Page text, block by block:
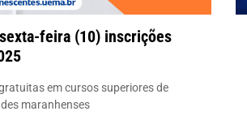
feira (10) inscrições
em cursos superiores de
maranhenses